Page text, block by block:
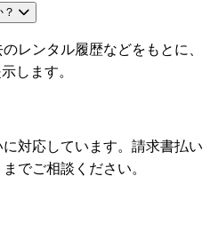
レンタル履歴などをもとに、
します。
対応しています。請求書払い
でご相談ください。